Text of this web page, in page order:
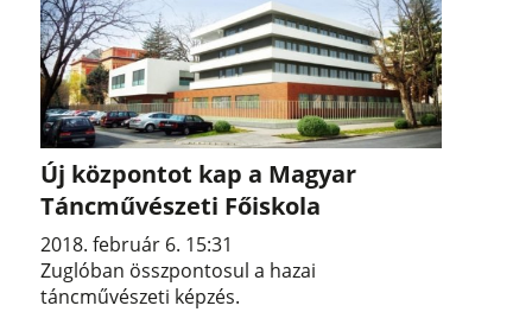
Új központot kap a Magyar
Táncművészeti Főiskola
2018. február 6. 15:31
Zuglóban összpontosul a hazai
táncművészeti képzés.